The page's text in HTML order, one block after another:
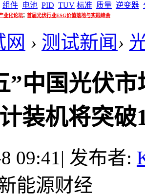
组件 电池 PID TUV 标准 质量 逆变器
业化论坛; 首届光伏行业ESG价值落地与实践峰会
网 › 测试新闻›
”中国光伏市
装机将突破
09:41| 发布者:
能源财经